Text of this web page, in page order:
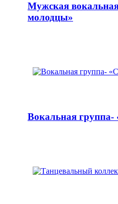
Мужская
молодцы»
Вокальная группа-